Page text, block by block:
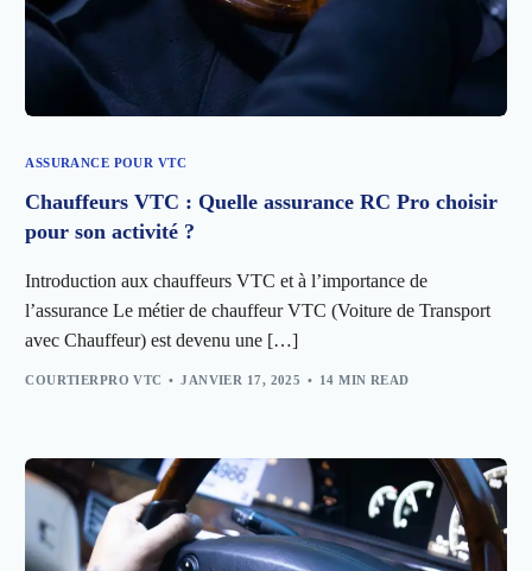
ASSURANCE POUR VTC
Chauffeurs VTC : Quelle assurance RC Pro choisir
pour son activité ?
Introduction aux chauffeurs VTC et à l’importance de
l’assurance Le métier de chauffeur VTC (Voiture de Transport
avec Chauffeur) est devenu une […]
COURTIERPRO VTC JANVIER 17, 2025 14 MIN READ